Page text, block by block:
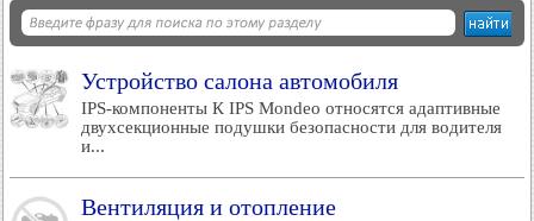
Устройство салона автомобиля
IPS-компоненты К IPS Mondeo относятся адаптивные
двухсекционные подушки безопасности для водителя
и...
Вентиляция и отопление